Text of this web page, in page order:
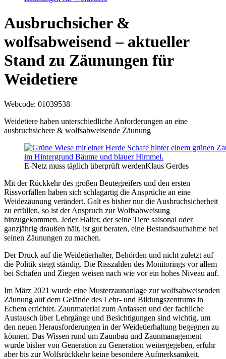
Ausbruchsicher &
wolfsabweisend – aktueller
Stand zu Zäunungen für
Weidetiere
Webcode: 01039538
Weidetiere haben unterschiedliche Anforderungen an eine
ausbruchsichere & wolfsabweisende Zäunung
E-Netz muss täglich überprüft werdenKlaus Gerdes
Mit der Rückkehr des großen Beutegreifers und den ersten
Rissvorfällen haben sich schlagartig die Ansprüche an eine
Weidezäunung verändert. Galt es bisher nur die Ausbruchsicherheit
zu erfüllen, so ist der Anspruch zur Wolfsabweisung
hinzugekommen. Jeder Halter, der seine Tiere saisonal oder
ganzjährig draußen hält, ist gut beraten, eine Bestandsaufnahme bei
seinen Zäunungen zu machen.
Der Druck auf die Weidetierhalter, Behörden und nicht zuletzt auf
die Politik steigt ständig. Die Risszahlen des Monitorings vor allem
bei Schafen und Ziegen weisen nach wie vor ein hohes Niveau auf.
Im März 2021 wurde eine Musterzaunanlage zur wolfsabweisenden
Zäunung auf dem Gelände des Lehr- und Bildungszentrums in
Echem errichtet. Zaunmaterial zum Anfassen und der fachliche
Austausch über Lehrgänge und Besichtigungen sind wichtig, um
den neuen Herausforderungen in der Weidetierhaltung begegnen zu
können. Das Wissen rund um Zaunbau und Zaunmanagement
wurde bisher von Generation zu Generation weitergegeben, erfuhr
aber bis zur Wolfsrückkehr keine besondere Aufmerksamkeit.